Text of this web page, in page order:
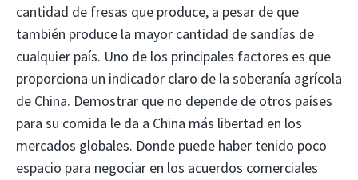
cantidad de fresas que produce, a pesar de que
también produce la mayor cantidad de sandías de
cualquier país. Uno de los principales factores es que
proporciona un indicador claro de la soberanía agrícola
de China. Demostrar que no depende de otros países
para su comida le da a China más libertad en los
mercados globales. Donde puede haber tenido poco
espacio para negociar en los acuerdos comerciales